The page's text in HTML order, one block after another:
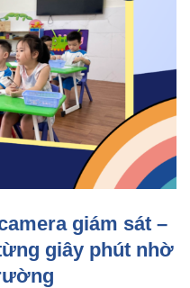
giám sát –
giây phút nhờ